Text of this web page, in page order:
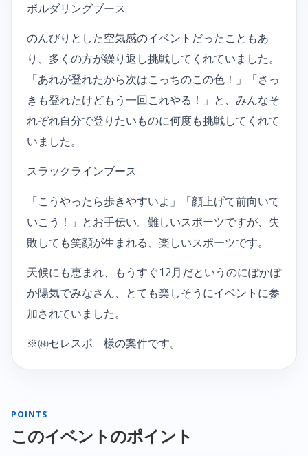
ボルダリングブース
のんびりとした空気感のイベントだったこともあ
り、多くの方が繰り返し挑戦してくれていました。
「あれが登れたから次はこっちのこの色！」「さっ
きも登れたけどもう一回これやる！」と、みんなそ
れぞれ自分で登りたいものに何度も挑戦してくれて
いました。
スラックラインブース
「こうやったら歩きやすいよ」「顔上げて前向いて
いこう！」とお手伝い。難しいスポーツですが、失
敗しても笑顔が生まれる、楽しいスポーツです。
天候にも恵まれ、もうすぐ12月だというのにぽかぽ
か陽気でみなさん、とても楽しそうにイベントに参
加されていました。
※㈱セレスポ 様の案件です。
POINTS
このイベントのポイント